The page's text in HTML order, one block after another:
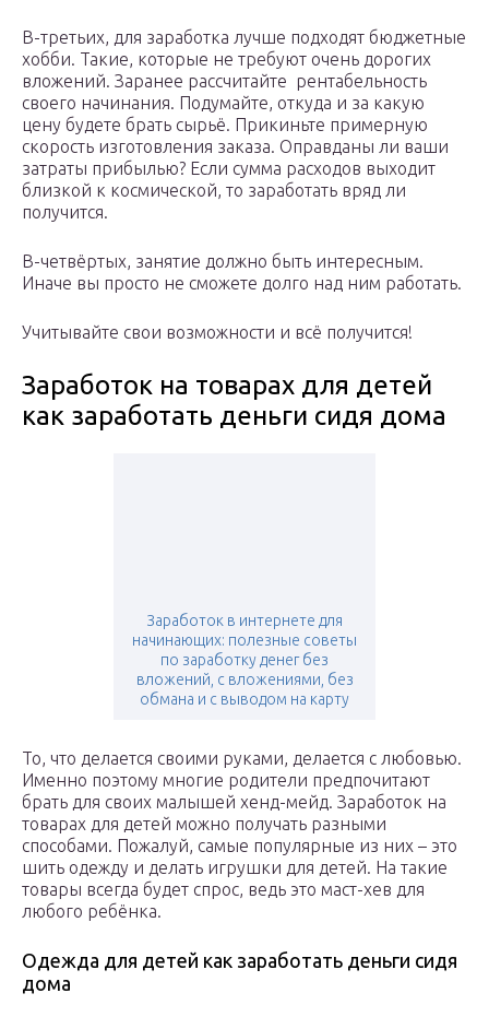
В-третьих, для заработка лучше подходят бюджетные
хобби. Такие, которые не требуют очень дорогих
вложений. Заранее рассчитайте рентабельность
своего начинания. Подумайте, откуда и за какую
цену будете брать сырьё. Прикиньте примерную
скорость изготовления заказа. Оправданы ли ваши
затраты прибылью? Если сумма расходов выходит
близкой к космической, то заработать вряд ли
получится.
В-четвёртых, занятие должно быть интересным.
Иначе вы просто не сможете долго над ним работать.
Учитывайте свои возможности и всё получится!
Заработок на товарах для детей
как заработать деньги сидя дома
Заработок в интернете для
начинающих: полезные советы
по заработку денег без
вложений, с вложениями, без
обмана и с выводом на карту
То, что делается своими руками, делается с любовью.
Именно поэтому многие родители предпочитают
брать для своих малышей хенд-мейд. Заработок на
товарах для детей можно получать разными
способами. Пожалуй, самые популярные из них – это
шить одежду и делать игрушки для детей. На такие
товары всегда будет спрос, ведь это маст-хев для
любого ребёнка.
Одежда для детей как заработать деньги сидя
дома